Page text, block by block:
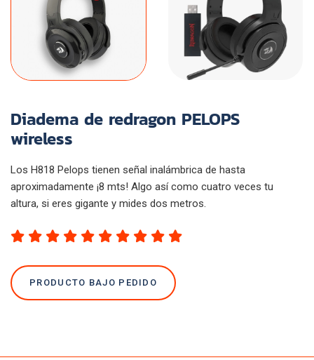
Diadema de redragon PELOPS
wireless
Los H818 Pelops tienen señal inalámbrica de hasta
aproximadamente ¡8 mts! Algo así como cuatro veces tu
altura, si eres gigante y mides dos metros.
PRODUCTO BAJO PEDIDO